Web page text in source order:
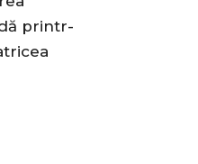
printr-